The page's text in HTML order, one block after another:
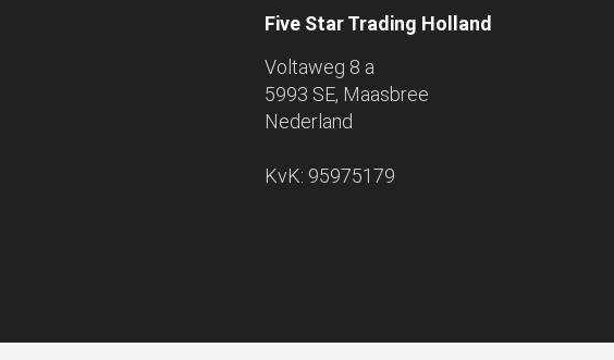
Five Star Trading Holland
Voltaweg 8 a
5993 SE, Maasbree
Nederland
KvK: 95975179